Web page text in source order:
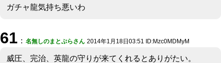
ガチャ龍気持ち悪いわ
61 ： 名無しのまとぷらさん 2014年1月18日03:51 ID:Mzc0MDMyM
威圧、完治、英龍の守りが来てくれるとありがたい。